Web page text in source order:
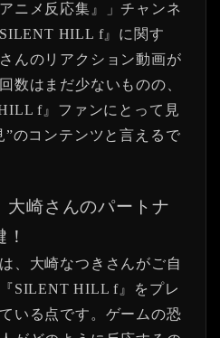
ニメ反応集』」チャンネ
HILL f』に関す
んのリアクション動画が
数はまだ少ないものの、
f』ファンにとって見
のコンテンツと言えるで
大崎さんのパートナ
、大崎なつきさんがご自
SILENT HILL f』をプレ
いる点です。ゲームの恐